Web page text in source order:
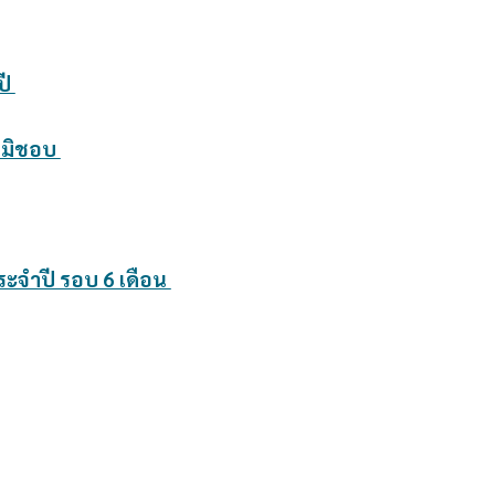
มิชอบ
จำปี รอบ 6 เดือน